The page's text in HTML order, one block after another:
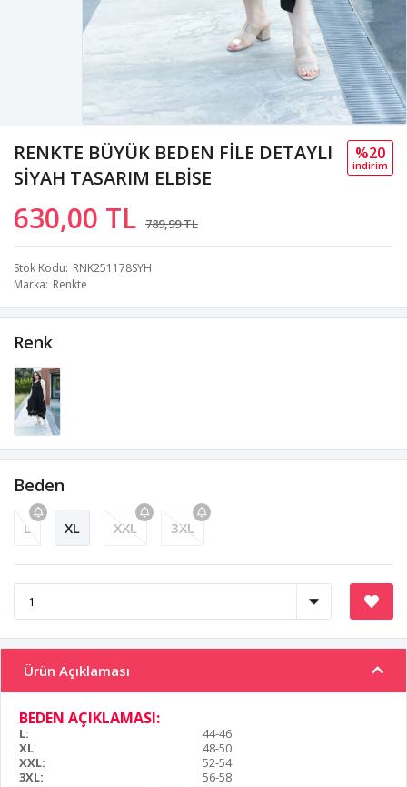
RENKTE BÜYÜK BEDEN FİLE DETAYLI
SİYAH TASARIM ELBİSE
630,00 TL 789,99 TL
%20
i̇ndi̇ri̇m
Stok Kodu RNK251178SYH
Marka Renkte
Renk
Beden
L XL XXL 3XL
Ürün Açıklaması
BEDEN AÇIKLAMASI:
L:
44-46
XL:
48-50
XXL:
52-54
3XL:
56-58